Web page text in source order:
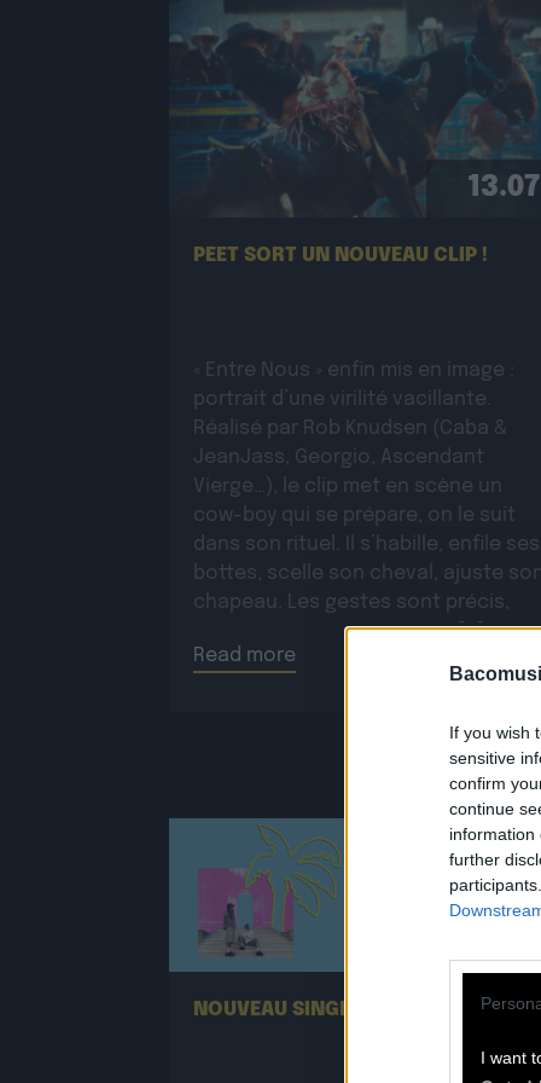
If you wish
sensitive
confirm
continue
information
further
I want
13.07
PEET SORT UN NOUVEAU CLIP !
« Entre Nous » enfin mis en image :
portrait d’une virilité vacillante.
Réalisé par Rob Knudsen (Caba &
JeanJass, Georgio, Ascendant
Vierge…), le clip met en scène un
cow-boy qui se prépare, on le suit
dans son rituel. Il s’habille, enfile ses
bottes, scelle son cheval, ajuste son
chapeau. Les gestes sont précis,
routiniers, rassurants. Mais […]
Read more
NOUVEAU SINGLE DE SUPA MANA !